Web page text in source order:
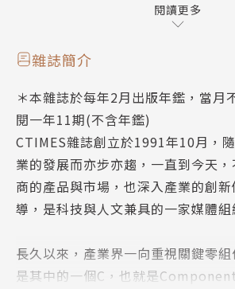
封面故事｜智慧車輛發展脈絡現蹤
新東西（三）類別：元件/模組
新東西（四）把視野之外的資訊帶
數位轉型｜創新數位商業模式數位原
專題報導｜電氣化趨勢不可逆寬能隙
躍升
焦點議題｜電動車自宅充電能有普
專題報導｜實現自動化駕駛車用雷達
U與類比電源方案
2023電子月刊總匯
閱讀更多
雜誌簡介
＊本雜誌於每年2月出版年鑑，當月
閱一年11期(不含年鑑)
CTIMES雜誌創立於1991年10月，
業的發展而亦步亦趨，一直到今天
商的產品與市場，也深入產業的創
導，是科技與人文兼具的一家媒體組
長久以來，產業界一向重視關鍵零
是其中的一個C，也就是